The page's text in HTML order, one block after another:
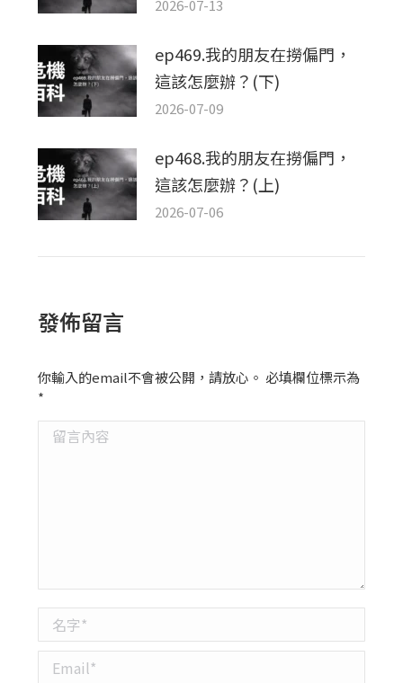
2026-07-13
ep469.我的朋友在撈偏門，
這該怎麼辦？(下)
2026-07-09
ep468.我的朋友在撈偏門，
這該怎麼辦？(上)
2026-07-06
發佈留言
你輸入的email不會被公開，請放心。 必填欄位標示為
*
留言內容
名字 *
Email *